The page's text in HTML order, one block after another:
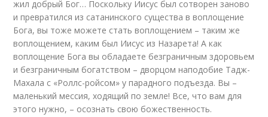
жил добрый Бог… Поскольку Иисус был сотворен заново
и превратился из сатанинского существа в воплощение
Бога, вы тоже можете стать воплощением – таким же
воплощением, каким был Иисус из Назарета! А как
воплощение Бога вы обладаете безграничным здоровьем
и безграничным богатством – дворцом наподобие Тадж-
Махала с «Роллс-ройсом» у парадного подъезда. Вы –
маленький мессия, ходящий по земле! Все, что вам для
этого нужно, – осознать свою божественность.